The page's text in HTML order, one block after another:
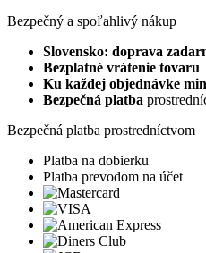
Bezpečný a spoľahlivý nákup
Slovensko: doprava
Bezplatné vrátenie tovaru
Ku každej objednávke
Bezpečná platba
Bezpečná platba prostredníctvom
Platba na dobierku
Platba prevodom na účet